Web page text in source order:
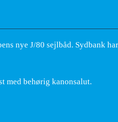
nye J/80 sejlbåd. Sydbank
med behørig kanonsalut.